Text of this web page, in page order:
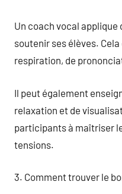
Un coach vocal
soutenir ses élèves.
respiration, de
Il peut également
relaxation et de
participants à maîtriser
tensions.
3. Comment trouver le